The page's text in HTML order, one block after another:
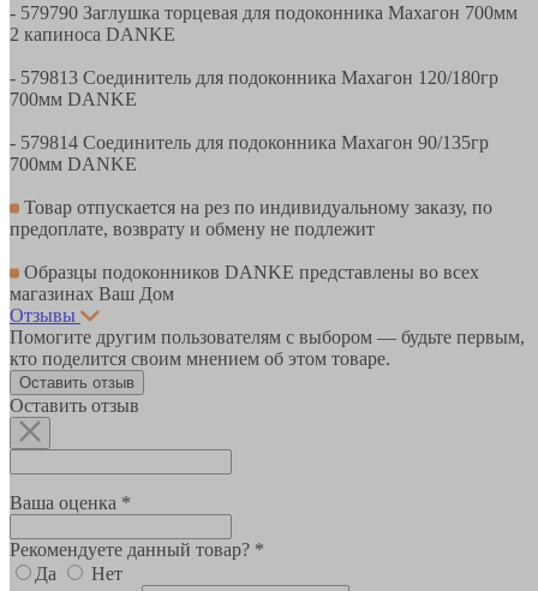
- 579790 Заглушка торцевая для подоконника Махагон 700мм
2 капиноса DANKE
- 579813 Соединитель для подоконника Махагон 120/180гр
700мм DANKE
- 579814 Соединитель для подоконника Махагон 90/135гр
700мм DANKE
Товар отпускается на рез по индивидуальному заказу, по
предоплате, возврату и обмену не подлежит
Образцы подоконников DANKE представлены во всех
магазинах Ваш Дом
Отзывы
Помогите другим пользователям с выбором — будьте первым,
кто поделится своим мнением об этом товаре.
Оставить отзыв
Оставить отзыв
Ваша оценка *
Рекомендуете данный товар? *
Да
Нет